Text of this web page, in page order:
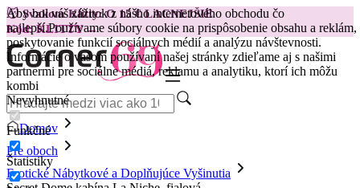
Aby bol váš zážitok z nášho internetového obchodu čo
najlepší.Používame súbory cookie na prispôsobenie obsahu a reklám,
poskytovanie funkcií sociálnych médií a analýzu návštevnosti.
Informácie o vašom používaní našej stránky zdieľame aj s našimi
partnermi pre sociálne médiá, reklamu a analytiku, ktorí ich môžu
kombi
Nevyhnutné
Funkčné
Štatistiky
😽Svakom Klitty: O 15 € LACNEJŠIE
Kód: KLITTY →
Domov
Pre oboch
Erotické Nábytkové a Doplňujúce Vyšinutia